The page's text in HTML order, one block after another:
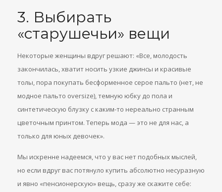
3. Выбирать
«старушечьи» вещи
Некоторые женщины вдруг решают: «Все, молодость
закончилась, хватит носить узкие джинсы и красивые
толы, пора покупать бесформенное серое пальто (нет, не
модное пальто oversize), темную юбку до пола и
синтетическую блузку с каким-то нереально странным
цветочным принтом. Теперь мода — это не для нас, а
только для юных девочек».
Мы искренне надеемся, что у вас нет подобных мыслей,
но если вдруг вас потянуло купить абсолютно несуразную
и явно «пенсионерскую» вещь, сразу же скажите себе: